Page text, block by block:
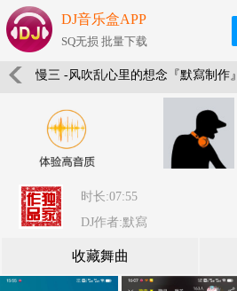
DJ音乐盒APP
SQ无损 批量下载
慢三 -风吹乱心里的想念『默寫制作』
时长:07:55
DJ作者:默寫
收藏舞曲